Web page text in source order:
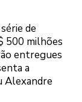
de
500 milhões
entregues
a
Alexandre